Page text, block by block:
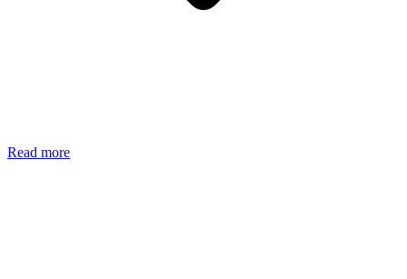
Read more